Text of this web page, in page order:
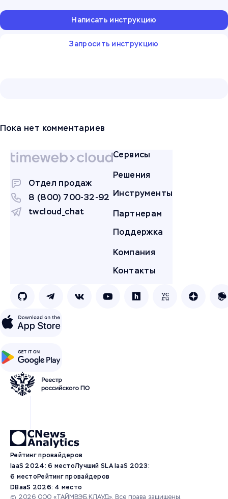
Написать инструкцию
Запросить инструкцию
Пока нет комментариев
Отдел продаж
8 (800) 700-32-92
twcloud_chat
Сервисы
Решения
Инструменты
Партнерам
Поддержка
Компания
Контакты
Рейтинг провайдеров
IaaS 2024: 6 местоЛучший SLA IaaS 2023:
6 местоРейтинг провайдеров
DBaaS 2026: 4 место
© 2026 ООО «ТАЙМВЭБ.КЛАУД». Все права защищены.